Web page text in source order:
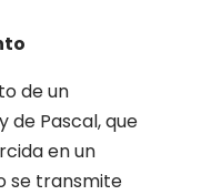
de un
de Pascal, que
en un
se transmite